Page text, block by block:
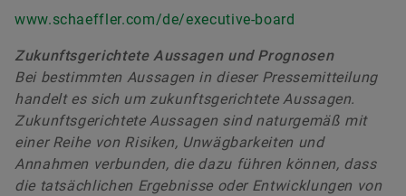
www.schaeffler.com/de/executive-board
Zukunftsgerichtete Aussagen und Prognosen
Bei bestimmten Aussagen in dieser Pressemitteilung
handelt es sich um zukunftsgerichtete Aussagen.
Zukunftsgerichtete Aussagen sind naturgemäß mit
einer Reihe von Risiken, Unwägbarkeiten und
Annahmen verbunden, die dazu führen können, dass
die tatsächlichen Ergebnisse oder Entwicklungen von